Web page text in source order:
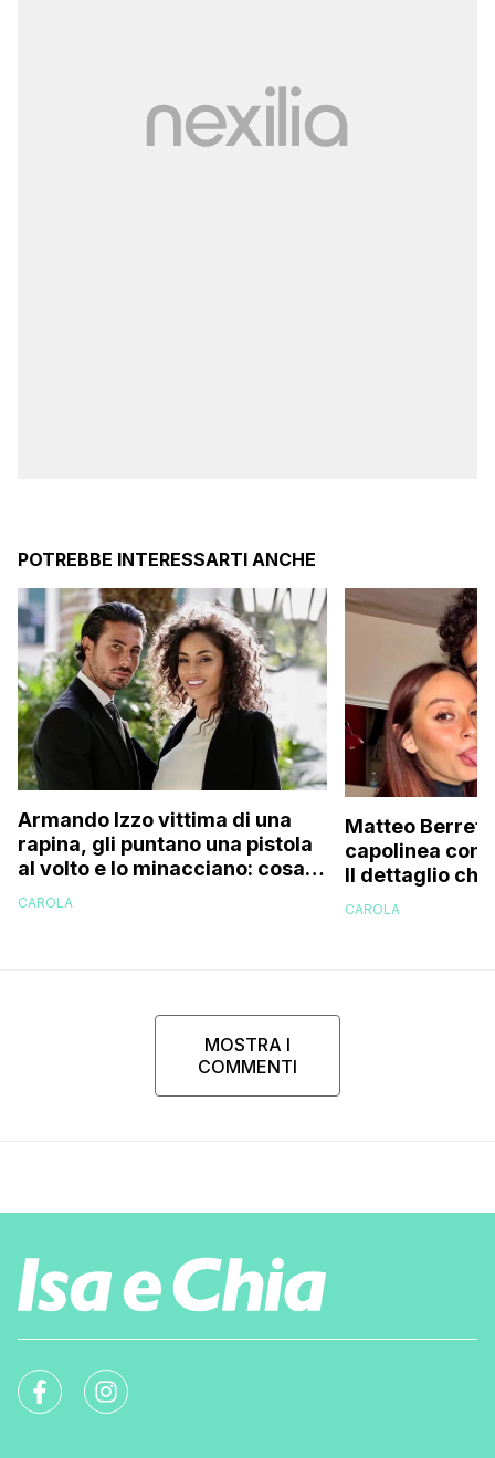
POTREBBE INTERESSARTI ANCHE
Armando Izzo vittima di una
rapina, gli puntano una pistola
al volto e lo minacciano: cosa
gli hanno rubato
CAROLA
Matteo
capolinea con
Il dettaglio che
inosservato
CAROLA
MOSTRA I
COMMENTI